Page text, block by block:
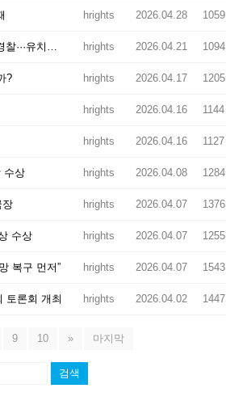
hrights 2026.04.28 1059
[경향신문] ‘해직교사 복직’ 시위자에게 “비누 없다” “수갑 차라”는 경찰···유치장 인권 괜찮나 hrights 2026.04.21 1094
? hrights 2026.04.17 1205
hrights 2026.04.16 1144
hrights 2026.04.16 1127
수상 hrights 2026.04.08 1284
장 hrights 2026.04.07 1376
수상 hrights 2026.04.07 1255
복구 먼저” hrights 2026.04.07 1543
토론회 개최 hrights 2026.04.02 1447
9 10 » 마지막
검색